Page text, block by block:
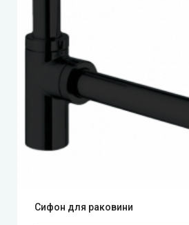
Сифон для раковини